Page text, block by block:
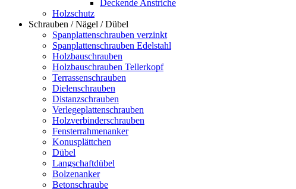
Deckende Anstriche
Holzschutz
Schrauben / Nägel / Dübel
Spanplattenschrauben verzinkt
Spanplattenschrauben Edelstahl
Holzbauschrauben
Holzbauschrauben Tellerkopf
Terrassenschrauben
Dielenschrauben
Distanzschrauben
Verlegeplattenschrauben
Holzverbinderschrauben
Fensterrahmenanker
Konusplättchen
Dübel
Langschaftdübel
Bolzenanker
Betonschraube